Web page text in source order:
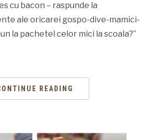
cu bacon – raspunde la
ale oricarei gospo-dive-mamici-
la pachetel celor mici la scoala?”
READING